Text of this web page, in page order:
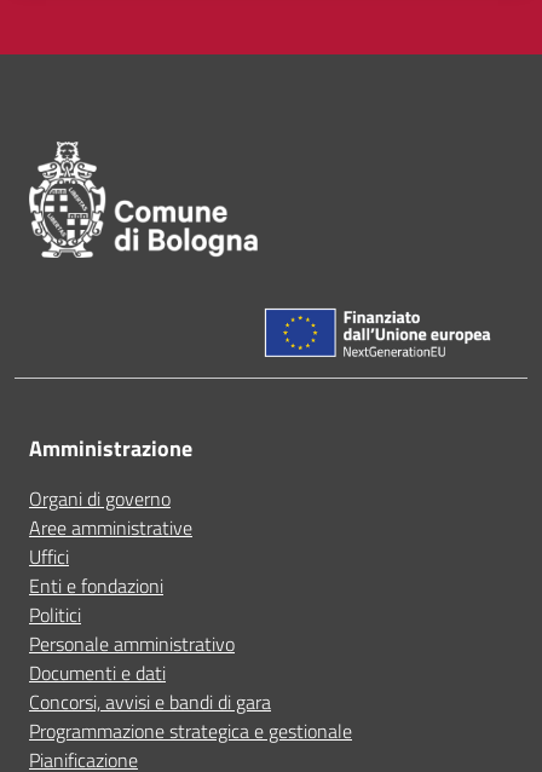
Amministrazione
Organi di governo
Aree amministrative
Uffici
Enti e fondazioni
Politici
Personale amministrativo
Documenti e dati
Concorsi, avvisi e bandi di gara
Programmazione strategica e gestionale
Pianificazione